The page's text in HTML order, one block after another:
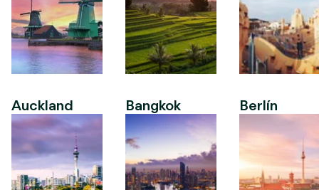
Auckland Bangkok Berlín